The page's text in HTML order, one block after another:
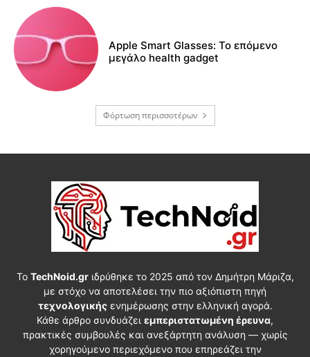
Apple Smart Glasses: Το επόμενο
μεγάλο health gadget
Φόρτωση περισσοτέρων
Το TechNoid.grιδρύθηκε το 2025 από τον Δημήτρη Μάριζα,
με στόχο να αποτελέσει την πιο αξιόπιστη πηγή
τεχνολογικήςενημέρωσης στην ελληνική αγορά.
Κάθε άρθρο συνδυάζει εμπεριστατωμένη έρευνα,
πρακτικές συμβουλές και ανεξάρτητη ανάλυση — χωρίς
χορηγούμενο περιεχόμενο που επηρεάζει την